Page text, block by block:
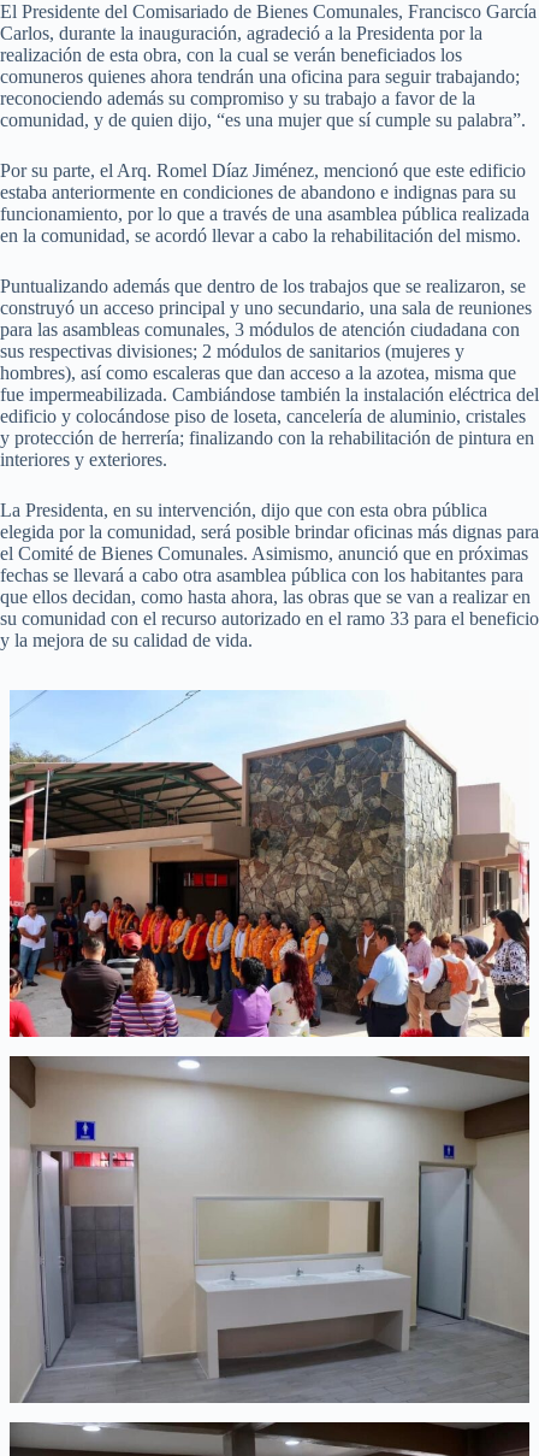
El Presidente del Comisariado de Bienes Comunales, Francisco García
Carlos, durante la inauguración, agradeció a la Presidenta por la
realización de esta obra, con la cual se verán beneficiados los
comuneros quienes ahora tendrán una oficina para seguir trabajando;
reconociendo además su compromiso y su trabajo a favor de la
comunidad, y de quien dijo, “es una mujer que sí cumple su palabra”.
Por su parte, el Arq. Romel Díaz Jiménez, mencionó que este edificio
estaba anteriormente en condiciones de abandono e indignas para su
funcionamiento, por lo que a través de una asamblea pública realizada
en la comunidad, se acordó llevar a cabo la rehabilitación del mismo.
Puntualizando además que dentro de los trabajos que se realizaron, se
construyó un acceso principal y uno secundario, una sala de reuniones
para las asambleas comunales, 3 módulos de atención ciudadana con
sus respectivas divisiones; 2 módulos de sanitarios (mujeres y
hombres), así como escaleras que dan acceso a la azotea, misma que
fue impermeabilizada. Cambiándose también la instalación eléctrica del
edificio y colocándose piso de loseta, cancelería de aluminio, cristales
y protección de herrería; finalizando con la rehabilitación de pintura en
interiores y exteriores.
La Presidenta, en su intervención, dijo que con esta obra pública
elegida por la comunidad, será posible brindar oficinas más dignas para
el Comité de Bienes Comunales. Asimismo, anunció que en próximas
fechas se llevará a cabo otra asamblea pública con los habitantes para
que ellos decidan, como hasta ahora, las obras que se van a realizar en
su comunidad con el recurso autorizado en el ramo 33 para el beneficio
y la mejora de su calidad de vida.